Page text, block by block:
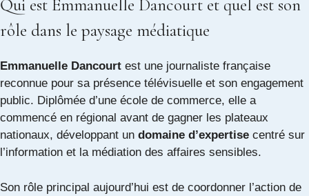
Qui est Emmanuelle Dancourt et quel est son
rôle dans le paysage médiatique
Emmanuelle Dancourt est une journaliste française
reconnue pour sa présence télévisuelle et son engagement
public. Diplômée d’une école de commerce, elle a
commencé en régional avant de gagner les plateaux
nationaux, développant un domaine d’expertise centré sur
l’information et la médiation des affaires sensibles.
Son rôle principal aujourd’hui est de coordonner l’action de